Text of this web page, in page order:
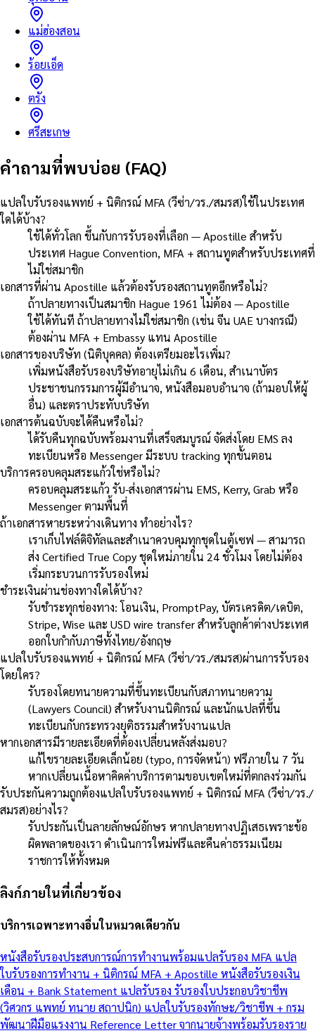
แม่ฮ่องสอน
ร้อยเอ็ด
ตรัง
ศรีสะเกษ
คำถามที่พบบ่อย (FAQ)
แปลใบรับรองแพทย์ + นิติกรณ์ MFA (วีซ่า/วร./สมรส)ใช้ในประเทศ
ใดได้บ้าง?
ใช้ได้ทั่วโลก ขึ้นกับการรับรองที่เลือก — Apostille สำหรับ
ประเทศ Hague Convention, MFA + สถานทูตสำหรับประเทศที่
ไม่ใช่สมาชิก
เอกสารที่ผ่าน Apostille แล้วต้องรับรองสถานทูตอีกหรือไม่?
ถ้าปลายทางเป็นสมาชิก Hague 1961 ไม่ต้อง — Apostille
ใช้ได้ทันที ถ้าปลายทางไม่ใช่สมาชิก (เช่น จีน UAE บางกรณี)
ต้องผ่าน MFA + Embassy แทน Apostille
เอกสารของบริษัท (นิติบุคคล) ต้องเตรียมอะไรเพิ่ม?
เพิ่มหนังสือรับรองบริษัทอายุไม่เกิน 6 เดือน, สำเนาบัตร
ประชาชนกรรมการผู้มีอำนาจ, หนังสือมอบอำนาจ (ถ้ามอบให้ผู้
อื่น) และตราประทับบริษัท
เอกสารต้นฉบับจะได้คืนหรือไม่?
ได้รับคืนทุกฉบับพร้อมงานที่เสร็จสมบูรณ์ จัดส่งโดย EMS ลง
ทะเบียนหรือ Messenger มีระบบ tracking ทุกขั้นตอน
บริการครอบคลุมสระแก้วใช่หรือไม่?
ครอบคลุมสระแก้ว รับ-ส่งเอกสารผ่าน EMS, Kerry, Grab หรือ
Messenger ตามพื้นที่
ถ้าเอกสารหายระหว่างเดินทาง ทำอย่างไร?
เราเก็บไฟล์ดิจิทัลและสำเนาควบคุมทุกชุดในตู้เซฟ — สามารถ
ส่ง Certified True Copy ชุดใหม่ภายใน 24 ชั่วโมง โดยไม่ต้อง
เริ่มกระบวนการรับรองใหม่
ชำระเงินผ่านช่องทางใดได้บ้าง?
รับชำระทุกช่องทาง: โอนเงิน, PromptPay, บัตรเครดิต/เดบิต,
Stripe, Wise และ USD wire transfer สำหรับลูกค้าต่างประเทศ
ออกใบกำกับภาษีทั้งไทย/อังกฤษ
แปลใบรับรองแพทย์ + นิติกรณ์ MFA (วีซ่า/วร./สมรส)ผ่านการรับรอง
โดยใคร?
รับรองโดยทนายความที่ขึ้นทะเบียนกับสภาทนายความ
(Lawyers Council) สำหรับงานนิติกรณ์ และนักแปลที่ขึ้น
ทะเบียนกับกระทรวงยุติธรรมสำหรับงานแปล
หากเอกสารมีรายละเอียดที่ต้องเปลี่ยนหลังส่งมอบ?
แก้ไขรายละเอียดเล็กน้อย (typo, การจัดหน้า) ฟรีภายใน 7 วัน
หากเปลี่ยนเนื้อหาคิดค่าบริการตามขอบเขตใหม่ที่ตกลงร่วมกัน
รับประกันความถูกต้องแปลใบรับรองแพทย์ + นิติกรณ์ MFA (วีซ่า/วร./
สมรส)อย่างไร?
รับประกันเป็นลายลักษณ์อักษร หากปลายทางปฏิเสธเพราะข้อ
ผิดพลาดของเรา ดำเนินการใหม่ฟรีและคืนค่าธรรมเนียม
ราชการให้ทั้งหมด
ลิงก์ภายในที่เกี่ยวข้อง
บริการเฉพาะทางอื่นในหมวดเดียวกัน
หนังสือรับรองประสบการณ์การทำงานพร้อมแปลรับรอง MFA แปล
ใบรับรองการทำงาน + นิติกรณ์ MFA + Apostille หนังสือรับรองเงิน
เดือน + Bank Statement แปลรับรอง รับรองใบประกอบวิชาชีพ
(วิศวกร แพทย์ ทนาย สถาปนิก) แปลใบรับรองทักษะ/วิชาชีพ + กรม
พัฒนาฝีมือแรงงาน Reference Letter จากนายจ้างพร้อมรับรองราย